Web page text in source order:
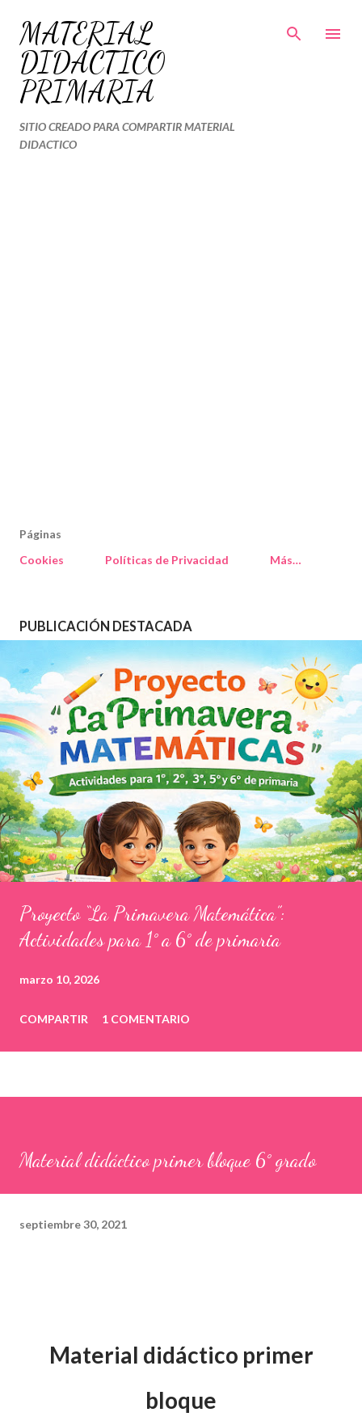
Ir al contenido principal
MATERIAL
DIDÁCTICO
PRIMARIA
SITIO CREADO PARA COMPARTIR MATERIAL
DIDACTICO
Páginas
Cookies
Políticas de Privacidad Más…
PUBLICACIÓN DESTACADA
Proyecto “La Primavera Matemática”:
Actividades para 1° a 6° de primaria
marzo 10, 2026
COMPARTIR 1 COMENTARIO
Material didáctico primer bloque 6° grado
septiembre 30, 2021
Material didáctico primer
bloque